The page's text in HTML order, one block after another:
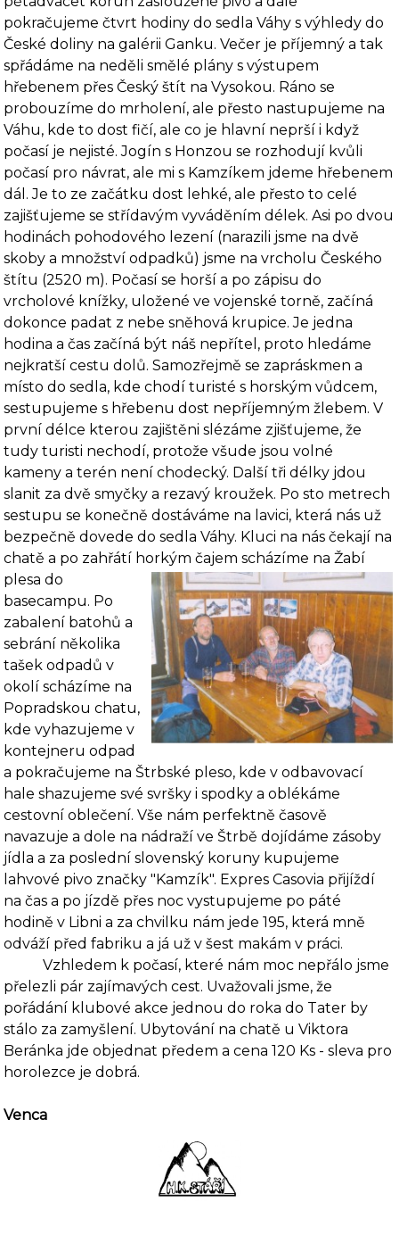
pokračujeme čtvrt hodiny do sedla Váhy s výhledy do
České doliny na galérii Ganku. Večer je příjemný a tak
spřádáme na neděli smělé plány s výstupem
hřebenem přes Český štít na Vysokou. Ráno se
probouzíme do mrholení, ale přesto nastupujeme na
Váhu, kde to dost fičí, ale co je hlavní neprší i když
počasí je nejisté. Jogín s Honzou se rozhodují kvůli
počasí pro návrat, ale mi s Kamzíkem jdeme hřebenem
dál. Je to ze začátku dost lehké, ale přesto to celé
zajišťujeme se střídavým vyváděním délek. Asi po dvou
hodinách pohodo­vého lezení (narazili jsme na dvě
skoby a množství odpadků) jsme na vrcholu Českého
štítu (2520 m). Počasí se horší a po zápisu do
vrcholové knížky, uložené ve vojenské torně, začíná
dokonce padat z nebe sněhová krupice. Je jedna
hodina a čas začíná být náš nepřítel, proto hledáme
nejkratší cestu dolů. Samozřejmě se zapráskmen a
místo do sedla, kde chodí turisté s horským vůdcem,
sestupujeme s hřebenu dost nepříjemným žlebem. V
první délce kterou zajištěni slézáme zjišťujeme, že
tudy turisti nechodí, protože všude jsou volné
kameny a terén není chodecký. Další tři délky jdou
slanit za dvě smyčky a rezavý kroužek. Po sto metrech
sestupu se konečně dostáváme na lavici, která nás už
bezpečně dovede do sedla Váhy. Kluci na nás čekají na
chatě a po zahřátí horkým čajem scházíme naŽabí
plesa do
basecampu. Po
zabalení batohů a
sebrání několika
tašek odpadů v
okolí scházíme na
Popradskou chatu,
kde vyhazujeme v
kontejneru odpad
a pokračujeme na Štrbské pleso, kde v odbavovací
hale shazu­jeme své svršky i spodky a oblékáme
cestovní oblečení. Vše nám perfektně časově
navazuje a dole na nádraží ve Štrbě dojídáme zásoby
jídla a za poslední slovenský koruny kupujeme
lahvové pivo značky "Kamzík". Expres Casovia přijíždí
na čas a po jízdě přes noc vystupu­jeme po páté
hodině v Libni a za chvilku nám jede 195, která mně
odváží před fabriku a já už v šest makám v práci.
Vzhledem k počasí, které nám moc nepřálo jsme
přelezli pár zajímavých cest. Uvažo­vali jsme, že
pořádání klubové akce jednou do roka do Tater by
stálo za zamyšlení. Ubyto­vání na chatě u Viktora
Beránka jde objednat předem a cena 120 Ks - sleva pro
horolezce je dobrá.
Venca